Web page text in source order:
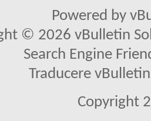
Powered by
© 2026 vBulletin
Search Engine
Traducere
Copyright